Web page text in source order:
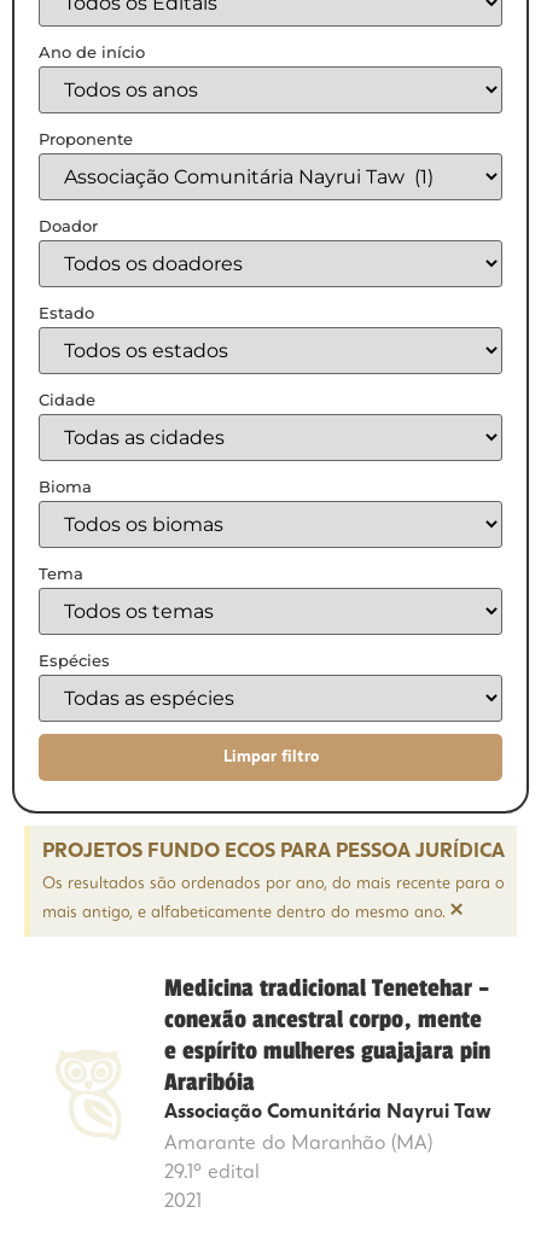
Ano de início
Proponente
Doador
Estado
Cidade
Bioma
Tema
Espécies
PROJETOS FUNDO ECOS PARA PESSOA JURÍDICA
Os resultados são ordenados por ano, do mais recente para o
mais antigo, e alfabeticamente dentro do mesmo ano. ×
Medicina tradicional Tenetehar –
conexão ancestral corpo, mente
e espírito mulheres guajajara pin
Araribóia
Associação Comunitária Nayrui Taw
Amarante do Maranhão (MA)
29.1º edital
2021